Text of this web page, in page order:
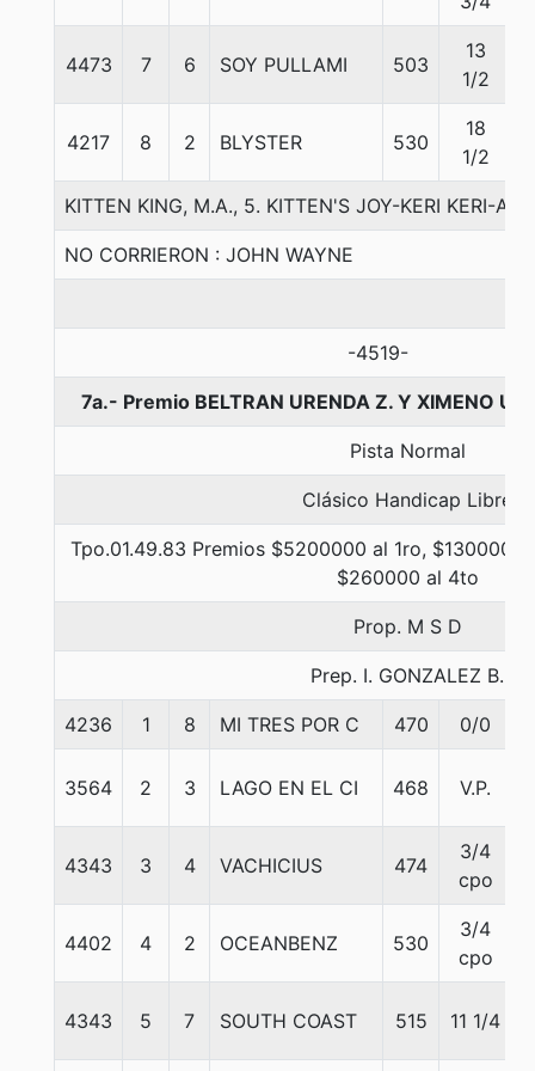
4473 7 6 SOY PULLAMI 503
13
1/2
4217 8 2 BLYSTER 530
18
1/2
KITTEN KING, M.A., 5. KITTEN'S JOY-KERI KERI-
NO CORRIERON : JOHN WAYNE
-4519-
7a.- Premio BELTRAN URENDA Z. Y XIMENO
Pista Normal
Clásico Handicap Libre
Tpo.01.49.83 Premios $5200000 al 1ro,
$260000 al 4to
Prop. M S D
Prep. I. GONZALEZ B.
4236 1 8 MI TRES POR C 470 0/0
3564 2 3 LAGO EN EL CI 468 V.P.
4343 3 4 VACHICIUS 474
3/4
cpo
4402 4 2 OCEANBENZ 530
3/4
cpo
4343 5 7 SOUTH COAST 515 11 1/4